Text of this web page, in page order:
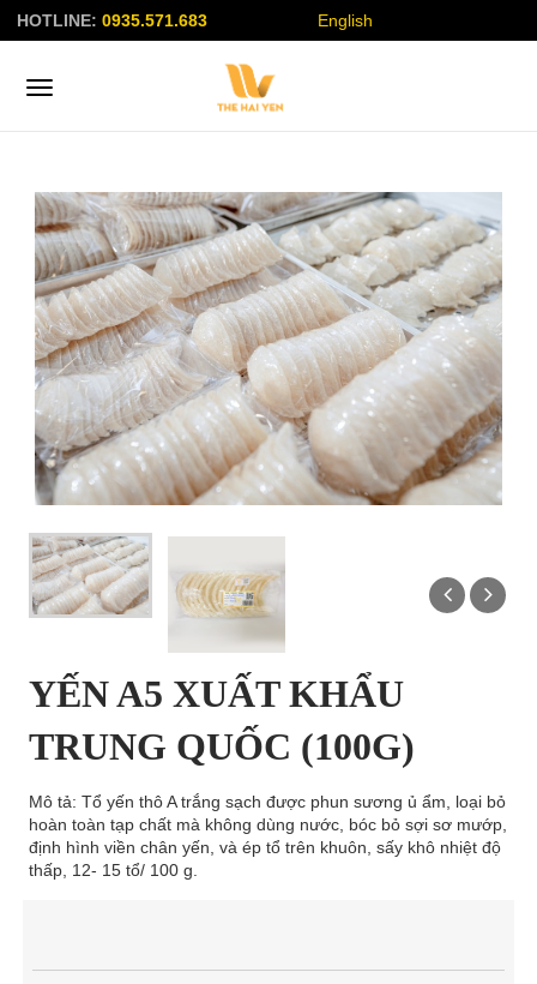
HOTLINE: 0935.571.683 English
YẾN A5 XUẤT KHẨU
TRUNG QUỐC (100G)
Mô tả: Tổ yến thô A trắng sạch được phun sương ủ ẩm, loại bỏ
hoàn toàn tạp chất mà không dùng nước, bóc bỏ sợi sơ mướp,
định hình viền chân yến, và ép tổ trên khuôn, sấy khô nhiệt độ
thấp, 12- 15 tổ/ 100 g.